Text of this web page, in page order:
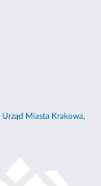
Urząd Miasta Krakowa,